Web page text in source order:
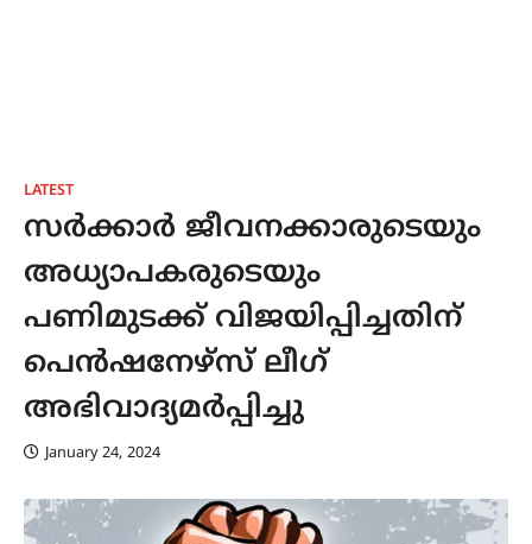
LATEST
സർക്കാർ ജീവനക്കാരുടെയും
അധ്യാപകരുടെയും
പണിമുടക്ക് വിജയിപ്പിച്ചതിന്
പെൻഷനേഴ്‌സ്‌ ലീഗ്
അഭിവാദ്യമർപ്പിച്ചു
January 24, 2024